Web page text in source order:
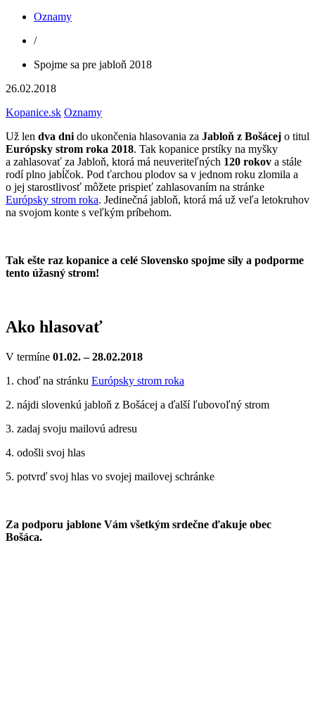
Oznamy
/
Spojme sa pre jabloň 2018
26.02.2018
Kopanice.sk Oznamy
Už len dva dni do ukončenia hlasovania za Jabloň z Bošácej o titul
Európsky strom roka 2018. Tak kopanice prstíky na myšky
a zahlasovať za Jabloň, ktorá má neuveriteľných 120 rokov a stále
rodí plno jabĺčok. Pod ťarchou plodov sa v jednom roku zlomila a
o jej starostlivosť môžete prispieť zahlasovaním na stránke
Európsky strom roka. Jedinečná jabloň, ktorá má už veľa letokruhov
na svojom konte s veľkým príbehom.
Tak ešte raz kopanice a celé Slovensko spojme sily a podporme
tento úžasný strom!
Ako hlasovať
V termíne 01.02. – 28.02.2018
1. choď na stránku Európsky strom roka
2. nájdi slovenkú jabloň z Bošácej a ďalší ľubovoľný strom
3. zadaj svoju mailovú adresu
4. odošli svoj hlas
5. potvrď svoj hlas vo svojej mailovej schránke
Za podporu jablone Vám všetkým srdečne ďakuje obec
Bošáca.